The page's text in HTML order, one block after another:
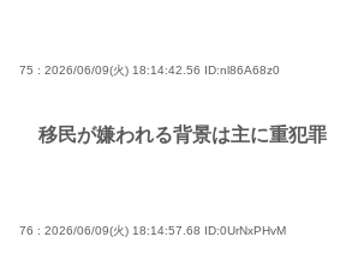
75 : 2026/06/09(火) 18:14:42.56 ID:nl86A68z0
移民が嫌われる背景は主に重犯罪
76 : 2026/06/09(火) 18:14:57.68 ID:0UrNxPHvM